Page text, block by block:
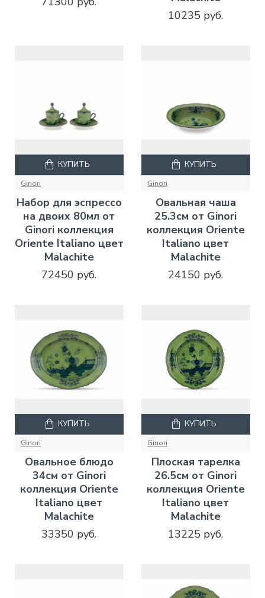
10235 руб.
Ginori
Набор для эспрессо
на двоих 80мл от
Ginori коллекция
Oriente Italiano цвет
Malachite
72450 руб.
КУПИТЬ
Ginori
Овальная чаша
25.3см от Ginori
коллекция Oriente
Italiano цвет
Malachite
24150 руб.
КУПИТЬ
Ginori
Овальное блюдо
34см от Ginori
коллекция Oriente
Italiano цвет
Malachite
33350 руб.
КУПИТЬ
Ginori
Плоская тарелка
26.5см от Ginori
коллекция Oriente
Italiano цвет
Malachite
13225 руб.
КУПИТЬ